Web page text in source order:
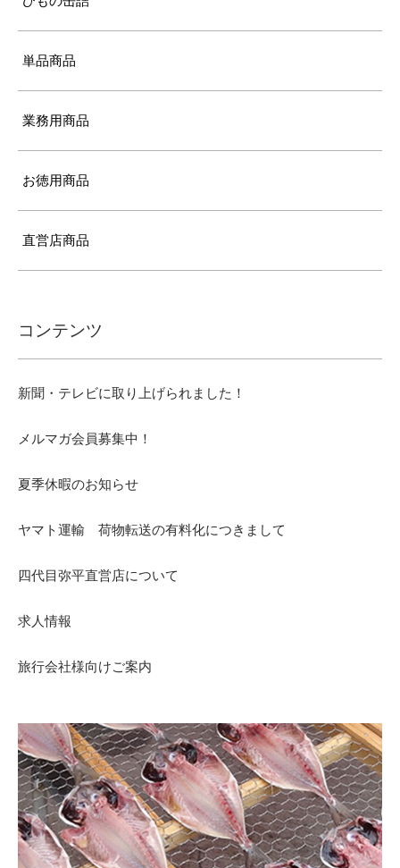
単品商品
業務用商品
お徳用商品
直営店商品
コンテンツ
新聞・テレビに取り上げられました！
メルマガ会員募集中！
夏季休暇のお知らせ
ヤマト運輸 荷物転送の有料化につきまして
四代目弥平直営店について
求人情報
旅行会社様向けご案内